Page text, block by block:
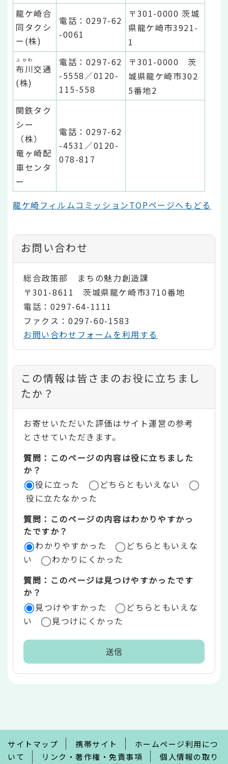
龍ケ崎合
同タクシ
ー(株)
電話：0297-62
-0061
〒301-0000 茨城
県龍ケ崎市3921-
1
布川
ふかわ
交通
(株)
電話：0297-62
-5558／0120-
115-558
〒301-0000 茨
城県龍ケ崎市302
5番地2
関鉄タク
シー
（株）
竜ヶ崎配
車センタ
ー
電話：0297-62
-4531／0120-
078-817
龍ケ崎フィルムコミッションTOPページへもどる
お問い合わせ
総合政策部 まちの魅力創造課
〒301-8611 茨城県龍ケ崎市3710番地
電話：0297-64-1111
ファクス：0297-60-1583
お問い合わせフォームを利用する
コ
ン
テ
ン
ツ
評
価
リ
ア
この情報は皆さまのお役に立ちまし
たか？
お寄せいただいた評価はサイト運営の参考
とさせていただきます。
質問：このページの内容は役に立ちました
か？
役に立った
どちらともいえない
役に立たなかった
質問：このページの内容はわかりやすかっ
たですか？
わかりやすかった
どちらともいえな
い
わかりにくかった
質問：このページは見つけやすかったです
か？
見つけやすかった
どちらともいえな
い
見つけにくかった
で
サイトマップ 携帯サイト
ホームページ利用につ
いて
リンク・著作権・免責事項
個人情報の取り